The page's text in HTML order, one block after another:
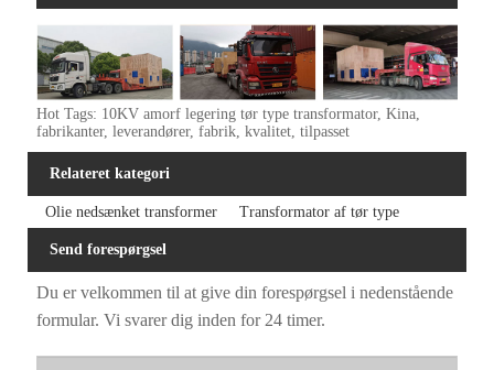
Hot Tags: 10KV amorf legering tør type transformator, Kina,
fabrikanter, leverandører, fabrik, kvalitet, tilpasset
Relateret kategori
Olie nedsænket transformer Transformator af tør type
Send forespørgsel
Du er velkommen til at give din forespørgsel i nedenstående
formular. Vi svarer dig inden for 24 timer.